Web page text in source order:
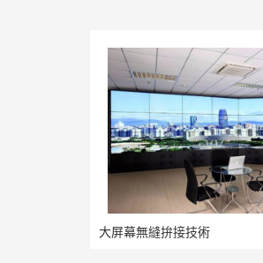
大屏幕無縫拚接技術